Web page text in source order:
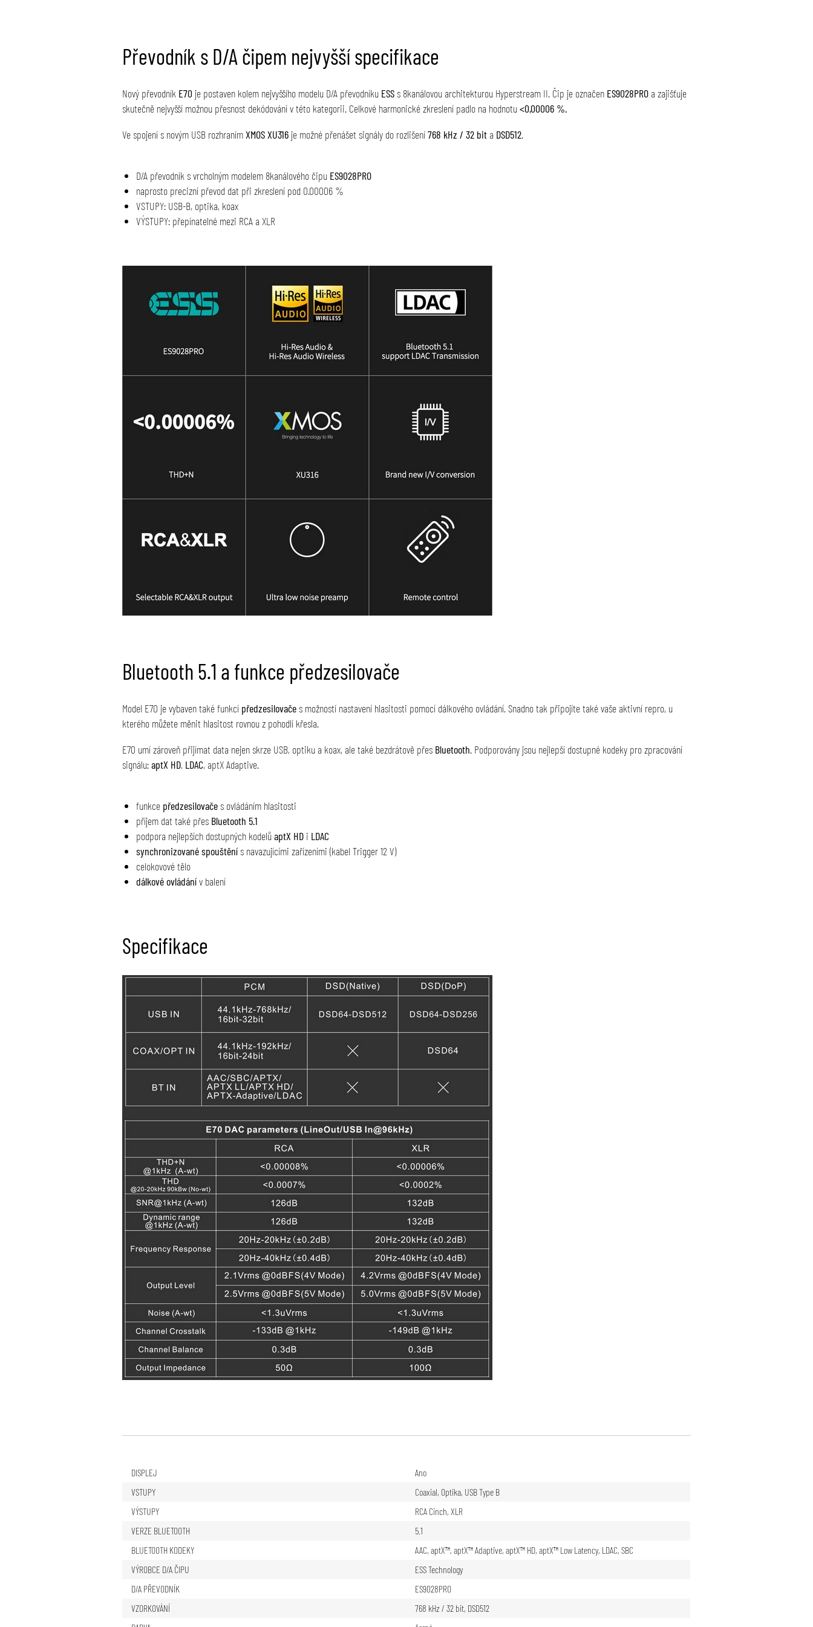
Převodník s D/A čipem nejvyšší specifikace
Nový převodník E70 je postaven kolem nejvyššího modelu D/A převodníku ESS s 8kanálovou architekturou Hyperstream II. Čip je označen ES9028PRO a zajišťuje
skutečně nejvyšší možnou přesnost dekódování v této kategorii. Celkové harmonické zkreslení padlo na hodnotu<0,00006 %.
Ve spojení s novým USB rozhranímXMOS XU316 je možné přenášet signály do rozlišení768 kHz / 32 bit a DSD512.
D/A převodník s vrcholným modelem 8kanálového čipu ES9028PRO
naprosto precizní převod dat při zkreslení pod 0.00006 %
VSTUPY: USB-B, optika, koax
VÝSTUPY: přepínatelné mezi RCA a XLR
Bluetooth 5.1 a funkce předzesilovače
Model E70 je vybaven také funkcí předzesilovače s možností nastavení hlasitosti pomocí dálkového ovládání. Snadno tak připojíte také vaše aktivní repro, u
kterého můžete měnit hlasitost rovnou z pohodlí křesla.
E70 umí zároveň přijímat data nejen skrze USB, optiku a koax, ale také bezdrátově přes Bluetooth. Podporovány jsou nejlepší dostupné kodeky pro zpracování
signálu:aptX HD, LDAC, aptX Adaptive.
funkce předzesilovačes ovládáním hlasitosti
příjem dat také přes Bluetooth 5.1
podpora nejlepších dostupných kodelůaptX HDi LDAC
synchronizované spouštěnís navazujícími zařízeními (kabel Trigger 12 V)
celokovové tělo
dálkové ovládánív balení
Specifikace
DISPLEJ
Ano
VSTUPY
Coaxial, Optika, USB Type B
VÝSTUPY
RCA Cinch, XLR
VERZE BLUETOOTH
5.1
BLUETOOTH KODEKY
AAC, aptX™, aptX™ Adaptive, aptX™ HD, aptX™ Low Latency, LDAC, SBC
VÝROBCE D/A ČIPU
ESS Technology
D/A PŘEVODNÍK
ES9028PRO
VZORKOVÁNÍ
768 kHz / 32 bit, DSD512